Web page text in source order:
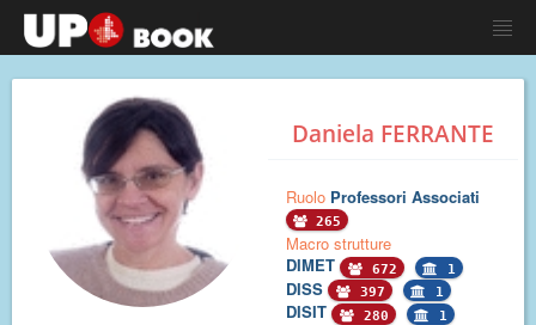
Daniela FERRANTE
Ruolo Professori Associati
265
Macro strutture
DIMET
672 1
DISS 397 1
DISIT 280 1